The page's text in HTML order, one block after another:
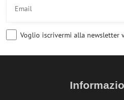
Voglio iscrivermi alla newsletter